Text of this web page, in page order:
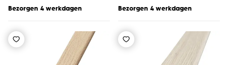
Bezorgen 4 werkdagen Bezorgen 4 werkdagen